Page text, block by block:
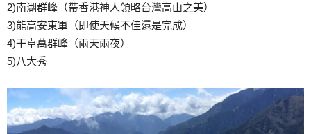
2)南湖群峰（帶香港神人領略台灣高山之美）
3)能高安東軍（即使天候不佳還是完成）
4)干卓萬群峰（兩天兩夜）
5)八大秀